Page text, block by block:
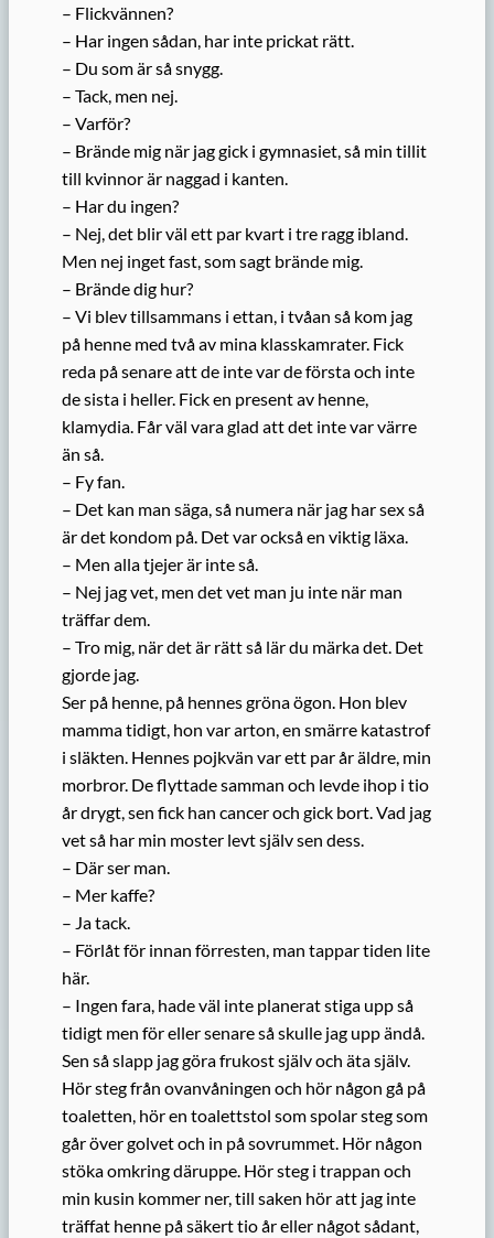
– Flickvännen?
– Har ingen sådan, har inte prickat rätt.
– Du som är så snygg.
– Tack, men nej.
– Varför?
– Brände mig när jag gick i gymnasiet, så min tillit
till kvinnor är naggad i kanten.
– Har du ingen?
– Nej, det blir väl ett par kvart i tre ragg ibland.
Men nej inget fast, som sagt brände mig.
– Brände dig hur?
– Vi blev tillsammans i ettan, i tvåan så kom jag
på henne med två av mina klasskamrater. Fick
reda på senare att de inte var de första och inte
de sista i heller. Fick en present av henne,
klamydia. Får väl vara glad att det inte var värre
än så.
– Fy fan.
– Det kan man säga, så numera när jag har sex så
är det kondom på. Det var också en viktig läxa.
– Men alla tjejer är inte så.
– Nej jag vet, men det vet man ju inte när man
träffar dem.
– Tro mig, när det är rätt så lär du märka det. Det
gjorde jag.
Ser på henne, på hennes gröna ögon. Hon blev
mamma tidigt, hon var arton, en smärre katastrof
i släkten. Hennes pojkvän var ett par år äldre, min
morbror. De flyttade samman och levde ihop i tio
år drygt, sen fick han cancer och gick bort. Vad jag
vet så har min moster levt själv sen dess.
– Där ser man.
– Mer kaffe?
– Ja tack.
– Förlåt för innan förresten, man tappar tiden lite
här.
– Ingen fara, hade väl inte planerat stiga upp så
tidigt men för eller senare så skulle jag upp ändå.
Sen så slapp jag göra frukost själv och äta själv.
Hör steg från ovanvåningen och hör någon gå på
toaletten, hör en toalettstol som spolar steg som
går över golvet och in på sovrummet. Hör någon
stöka omkring däruppe. Hör steg i trappan och
min kusin kommer ner, till saken hör att jag inte
träffat henne på säkert tio år eller något sådant,